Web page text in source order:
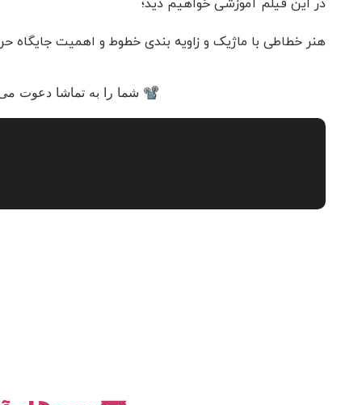
در این فیلم آموزشی خواهیم دید؛
هنر خطاطی با ماژیک و زاویه بندی خطوط و اهمیت جایگاه
📽 شما را به تماشا دعوت